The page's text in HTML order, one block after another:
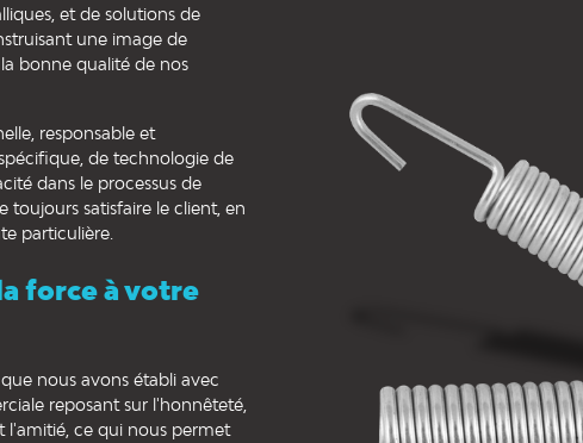
et de solutions de
une image de
bonne qualité de nos
responsable et
de technologie de
dans le processus de
satisfaire le client, en
particulière.
force à votre
nous avons établi avec
reposant sur l'honnêteté,
l'amitié, ce qui nous permet